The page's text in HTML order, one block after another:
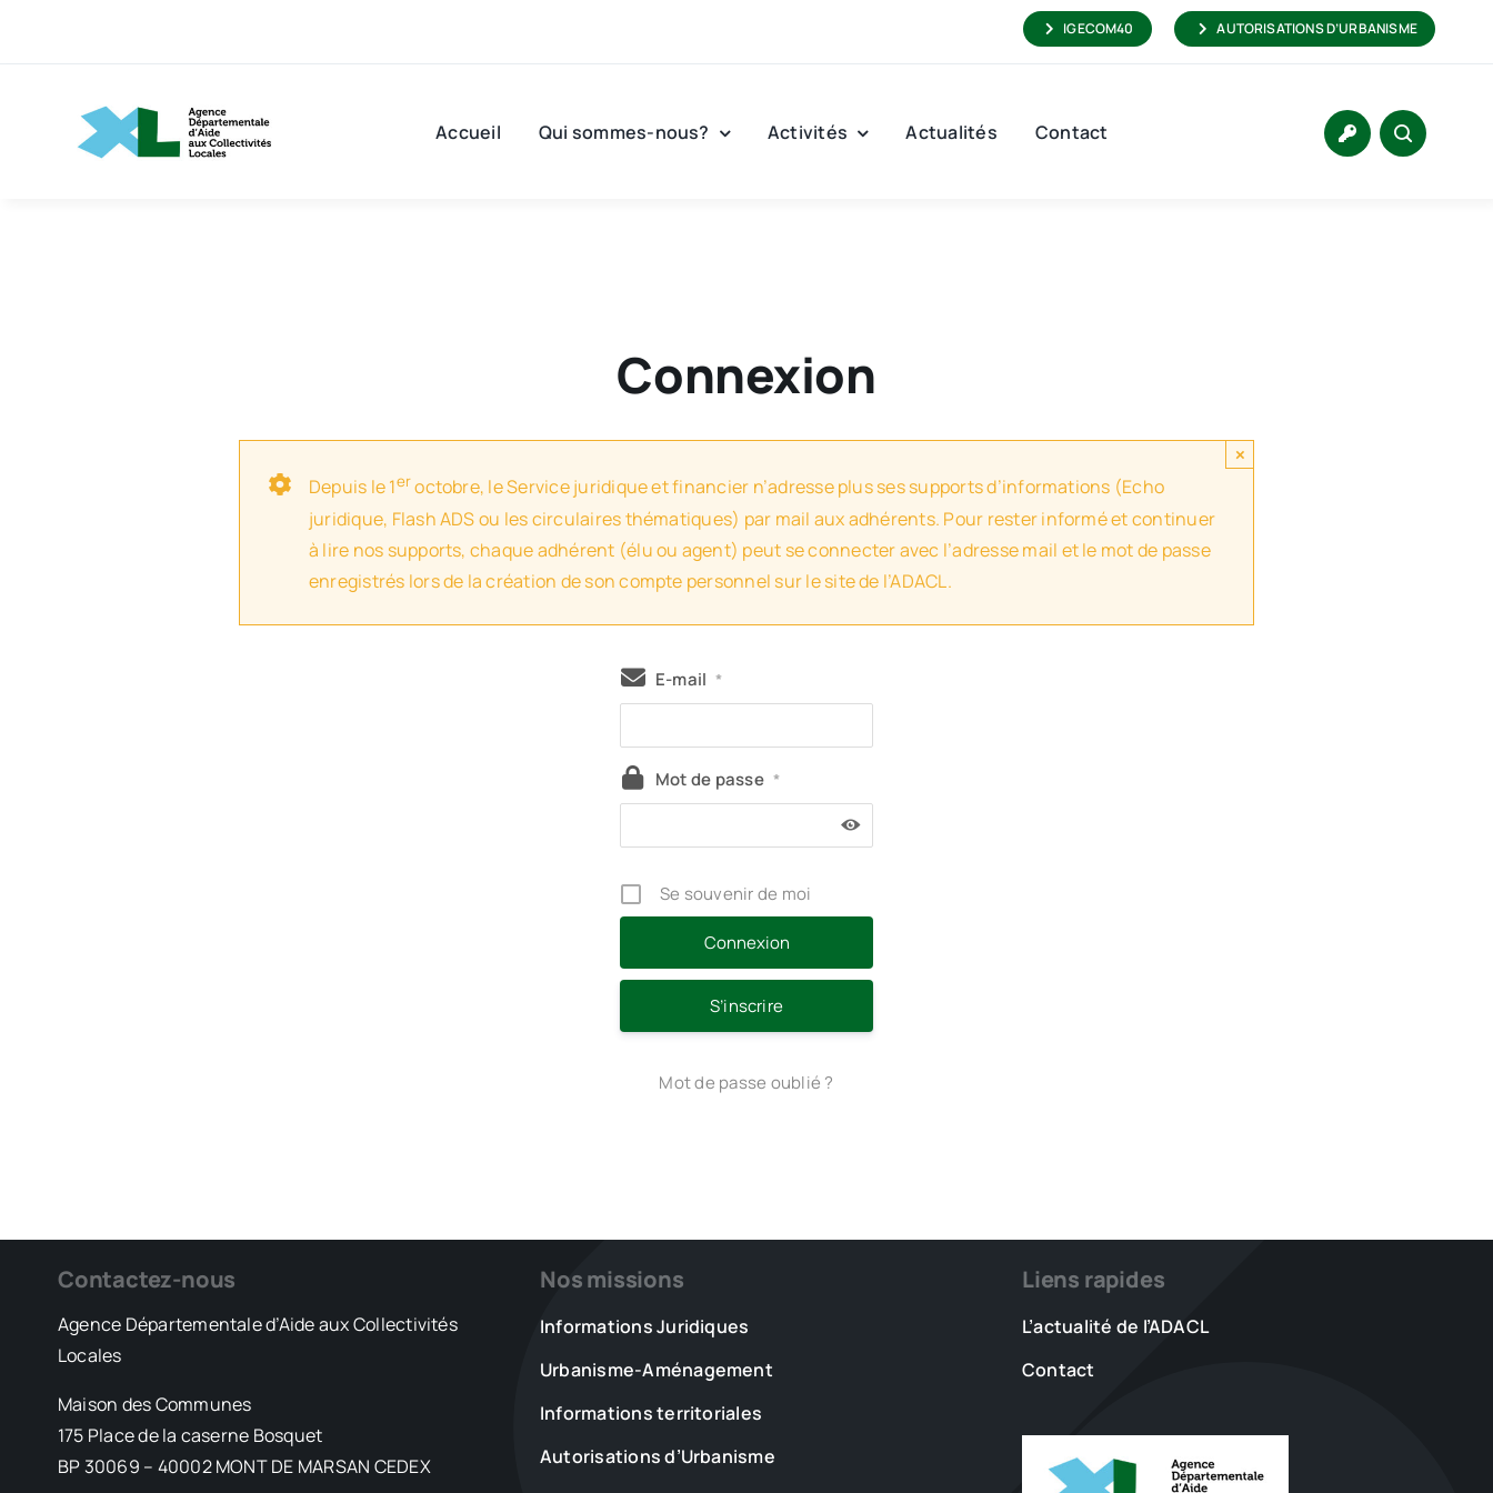
IGECOM40 AUTORISATIONS D’URBANISME
Accueil Qui sommes-nous? Activités Actualités Contact
Connexion
Depuis le 1eroctobre, le Service juridique et financier n’adresse plus ses supports d’informations (Echo
juridique, Flash ADS ou les circulaires thématiques) par mail aux adhérents. Pour rester informé et continuer
à lire nos supports, chaque adhérent (élu ou agent) peut se connecter avec l’adresse mail et le mot de passe
enregistrés lors de la création de son compte personnel sur le site de l’ADACL.
×
E-mail *
Mot de passe *
Se souvenir de moi
S’inscrire
Mot de passe oublié ?
Contactez-nous
Agence Départementale d’Aide aux Collectivités
Locales
Maison des Communes
175 Place de la caserne Bosquet
BP 30069 – 40002 MONT DE MARSAN CEDEX
Nos missions
Informations Juridiques
Urbanisme-Aménagement
Informations territoriales
Autorisations d’Urbanisme
Liens rapides
L’actualité de l’ADACL
Contact